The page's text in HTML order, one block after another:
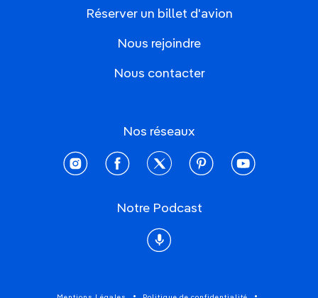
Réserver un billet d'avion
Nous rejoindre
Nous contacter
Nos réseaux
instagramfacebooktwitter pinterestyoutube
Notre Podcast
Podcast